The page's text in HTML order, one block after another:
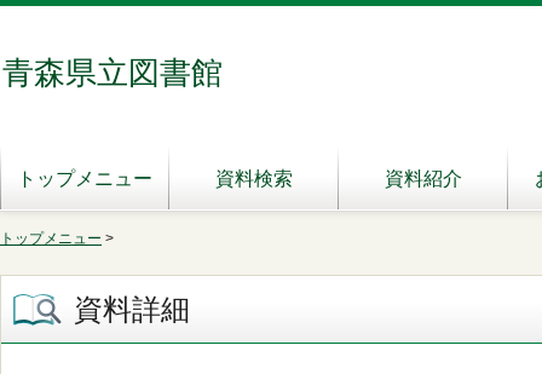
青森県立図書館
トップメニュー 資料検索 資料紹介
トップメニュー >
資料詳細